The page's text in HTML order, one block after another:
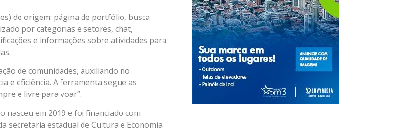
de origem: página de portfólio, busca
por categorias e setores, chat,
e informações sobre atividades para
de comunidades, auxiliando no
e eficiência. A ferramenta segue as
e livre para voar”.
nasceu em 2019 e foi financiado com
secretaria estadual de Cultura e Economia